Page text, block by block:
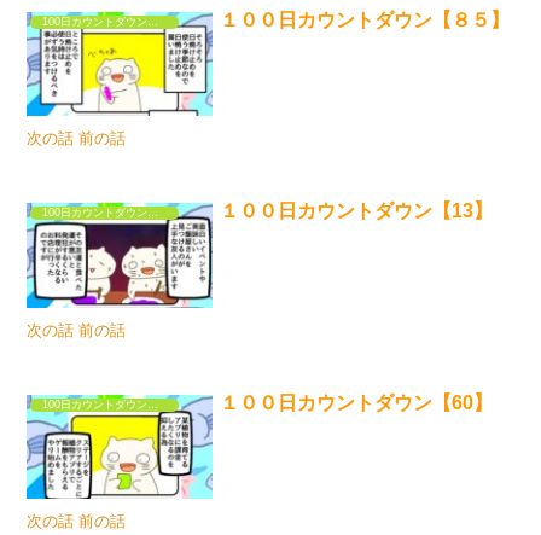
１００日カウントダウン【８５】
次の話 前の話
100日カウントダウンするだけの漫画① １００日カウントダウン【13】
次の話 前の話
１００日カウントダウン【60】
次の話 前の話